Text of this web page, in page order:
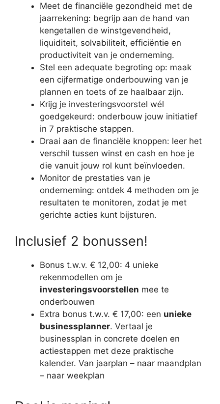
Meet de financiële gezondheid met de
jaarrekening: begrijp aan de hand van
kengetallen de winstgevendheid,
liquiditeit, solvabiliteit, efficiëntie en
productiviteit van je onderneming.
Stel een adequate begroting op: maak
een cijfermatige onderbouwing van je
plannen en toets of ze haalbaar zijn.
Krijg je investeringsvoorstel wél
goedgekeurd: onderbouw jouw initiatief
in 7 praktische stappen.
Draai aan de financiële knoppen: leer het
verschil tussen winst en cash en hoe je
die vanuit jouw rol kunt beïnvloeden.
Monitor de prestaties van je
onderneming: ontdek 4 methoden om je
resultaten te monitoren, zodat je met
gerichte acties kunt bijsturen.
Inclusief 2 bonussen!
Bonus t.w.v. € 12,00: 4 unieke
rekenmodellen om je
investeringsvoorstellen mee te
onderbouwen
Extra bonus t.w.v. € 17,00: een unieke
businessplanner. Vertaal je
businessplan in concrete doelen en
actiestappen met deze praktische
kalender. Van jaarplan – naar maandplan
– naar weekplan